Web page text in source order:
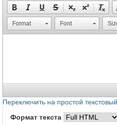
Format Font
Переключить на простой
Формат текста